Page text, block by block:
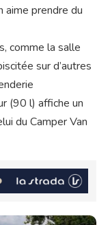
aime prendre du
comme la salle
sur d’autres
(90 l) affiche un
du Camper Van